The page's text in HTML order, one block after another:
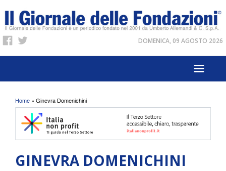
DOMENICA, 09 AGOSTO 2026
Tu sei qui
Home » Ginevra Domenichini
GINEVRA DOMENICHINI